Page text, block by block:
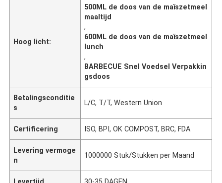
Hoog licht:
500ML de doos van de maïszetmeel
maaltijd
,
600ML de doos van de maïszetmeel
lunch
,
BARBECUE Snel Voedsel Verpakkin
gsdoos
Betalingsconditie
s
L/C, T/T, Western Union
Certificering ISO, BPI, OK COMPOST, BRC, FDA
Levering vermoge
n
1000000 Stuk/Stukken per Maand
Levertijd 30-35 DAGEN